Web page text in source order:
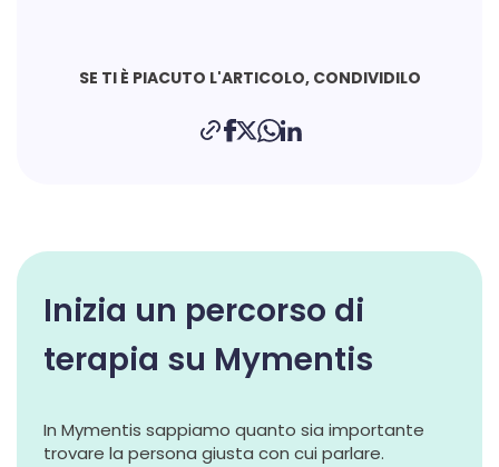
SE TI È PIACUTO L'ARTICOLO, CONDIVIDILO
Inizia un percorso di
terapia su Mymentis
In Mymentis sappiamo quanto sia importante
trovare la persona giusta con cui parlare.